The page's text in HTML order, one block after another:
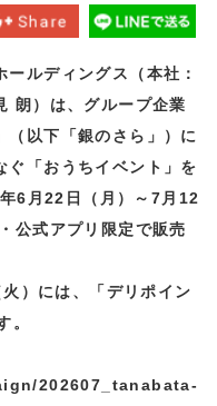
ルディングス（本社：
朗）は、グループ企業
（以下「銀のさら」）に
ぐ「おうちイベント」を
6月22日（月）～7月12
公式アプリ限定で販売
）には、「デリポイン
。
202607_tanabata-